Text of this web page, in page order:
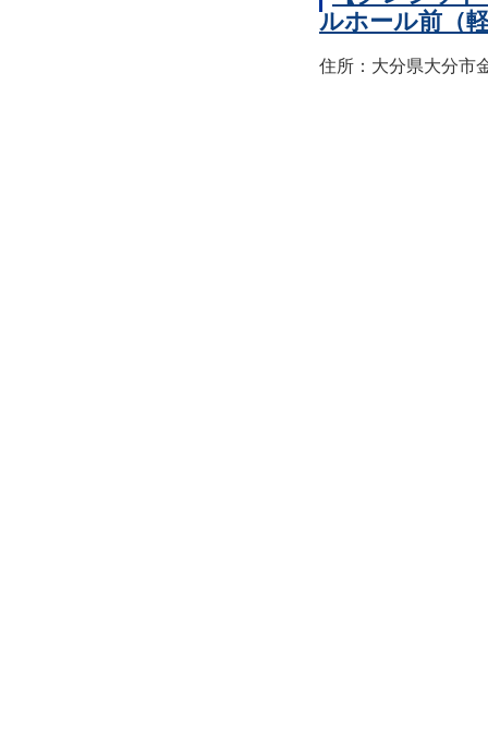
ルホール前（
住所：大分県大分市